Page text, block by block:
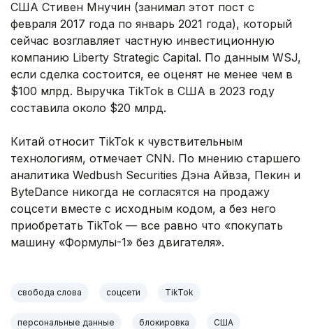
США Стивен Мнучин (занимал этот пост с
февраля 2017 года по январь 2021 года), который
сейчас возглавляет частную инвестиционную
компанию Liberty Strategic Capital. По данным WSJ,
если сделка состоится, ее оценят не менее чем в
$100 млрд. Выручка TikTok в США в 2023 году
составила около $20 млрд.
Китай относит TikTok к чувствительным
технологиям, отмечает CNN. По мнению старшего
аналитика Wedbush Securities Дэна Айвза, Пекин и
ByteDance никогда не согласятся на продажу
соцсети вместе с исходным кодом, а без него
приобретать TikTok — все равно что «покупать
машину «Формулы-1» без двигателя».
свобода слова соцсети TikTok
персональные данные блокировка США